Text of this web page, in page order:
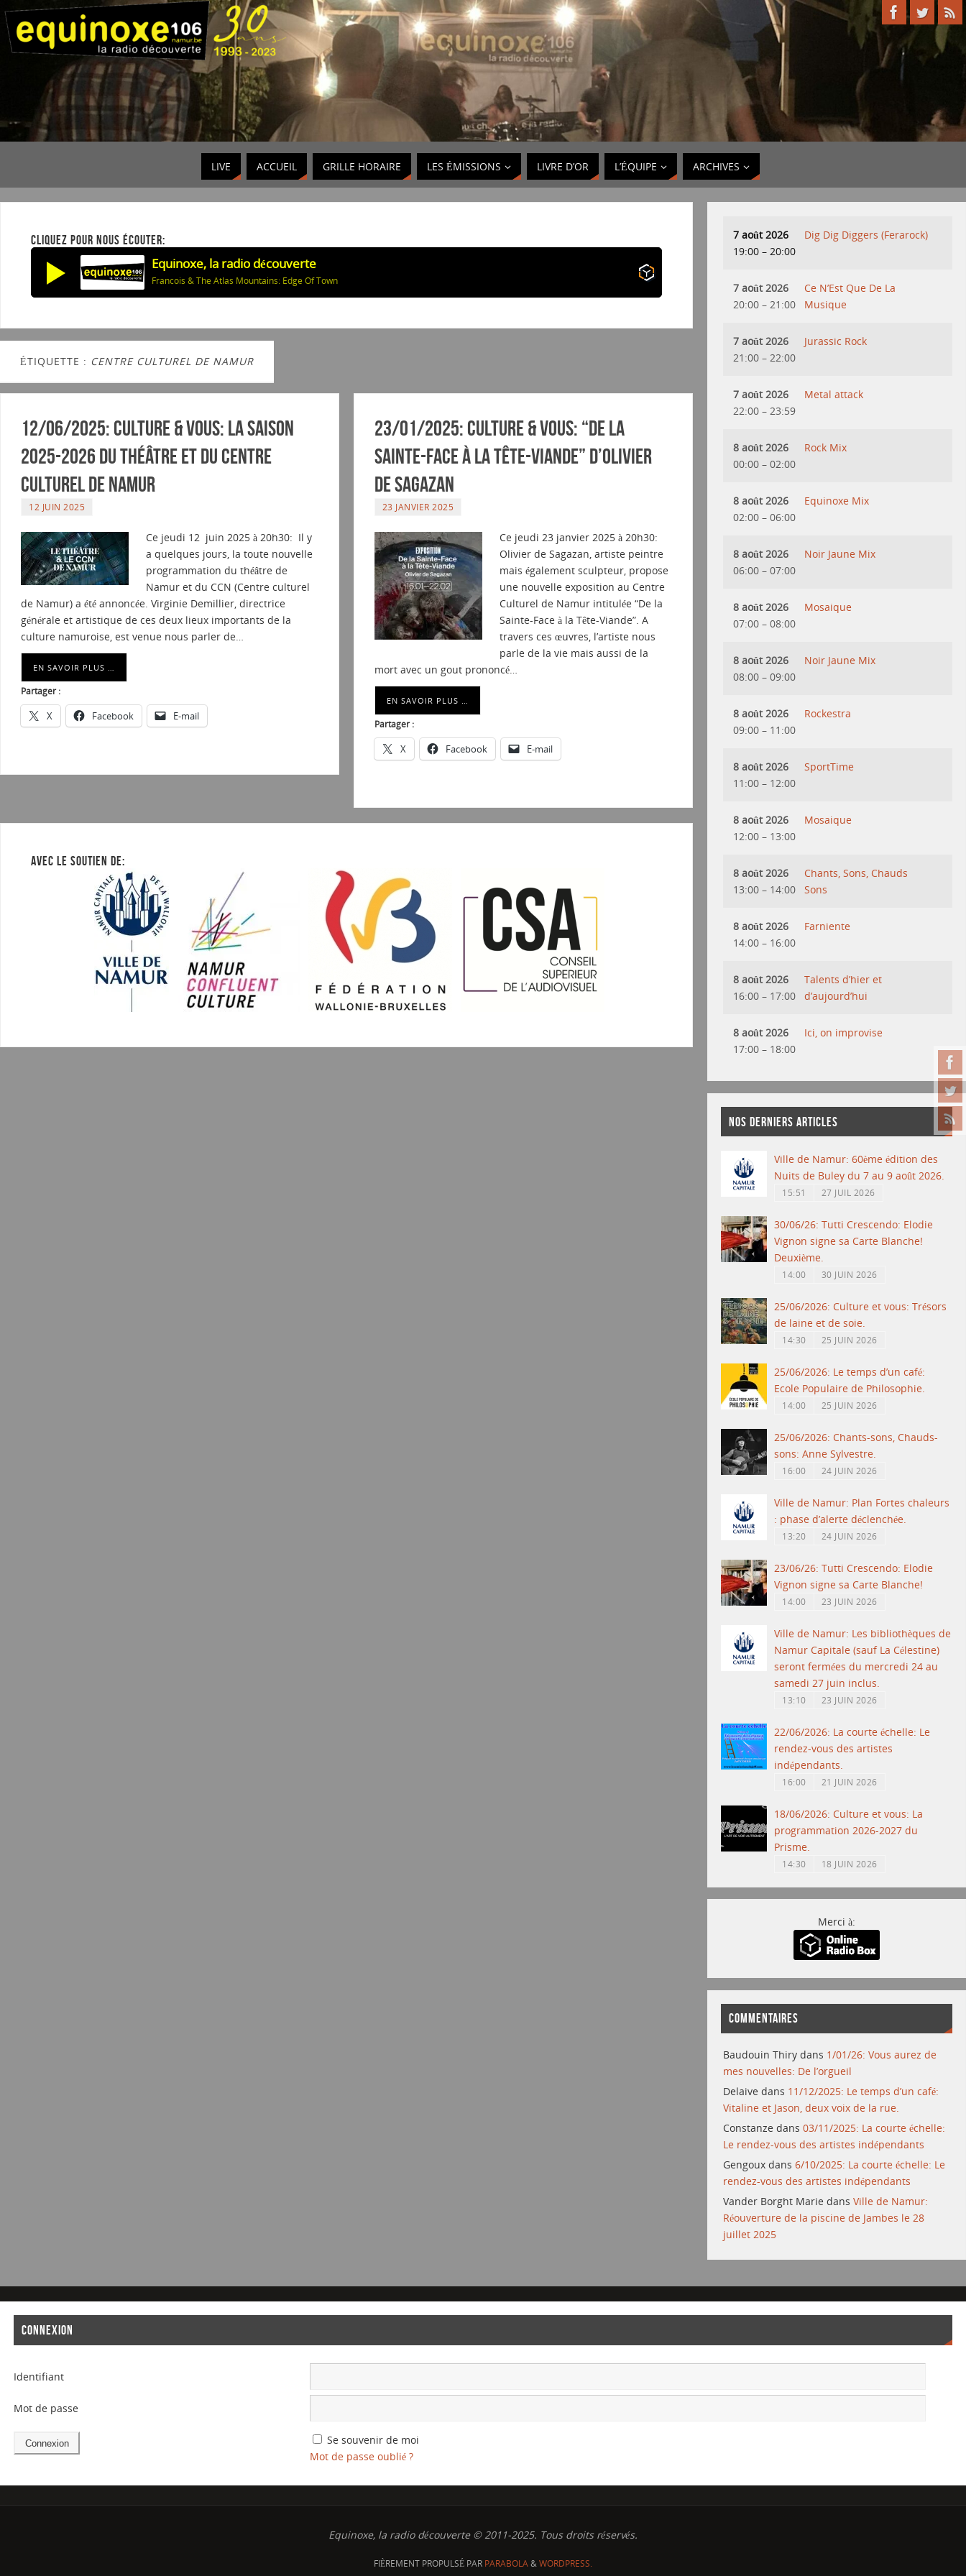
LIVE ACCUEIL GRILLE HORAIRE LES ÉMISSIONS LIVRE D’OR L’ÉQUIPE ARCHIVES
CLIQUEZ POUR NOUS ÉCOUTER:
Equinoxe, la radio découverte
Francois & The Atlas Mountains: Edge Of Town
ÉTIQUETTE : CENTRE CULTUREL DE NAMUR
12/06/2025: Culture & vous: La saison
2025-2026 du Théâtre et du Centre
Culturel de Namur
12 JUIN 2025
Ce jeudi 12 juin 2025 à 20h30: Il y
a quelques jours, la toute nouvelle
programmation du théâtre de
Namur et du CCN (Centre culturel
de Namur) a été annoncée. Virginie Demillier, directrice
générale et artistique de ces deux lieux importants de la
culture namuroise, est venue nous parler de…
EN SAVOIR PLUS …
Partager :
X Facebook E-mail
23/01/2025: Culture & vous: “De la
Sainte-Face à la Tête-Viande” d’Olivier
de Sagazan
23 JANVIER 2025
Ce jeudi 23 janvier 2025 à 20h30:
Olivier de Sagazan, artiste peintre
mais également sculpteur, propose
une nouvelle exposition au Centre
Culturel de Namur intitulée “De la
Sainte-Face à la Tête-Viande”. A
travers ces œuvres, l’artiste nous
parle de la vie mais aussi de la
mort avec un gout prononcé…
EN SAVOIR PLUS …
Partager :
X Facebook E-mail
AVEC LE SOUTIEN DE:
7 août 2026
19:00 – 20:00
Dig Dig Diggers (Ferarock)
7 août 2026
20:00 – 21:00
Ce N’Est Que De La
Musique
7 août 2026
21:00 – 22:00
Jurassic Rock
7 août 2026
22:00 – 23:59
Metal attack
8 août 2026
00:00 – 02:00
Rock Mix
8 août 2026
02:00 – 06:00
Equinoxe Mix
8 août 2026
06:00 – 07:00
Noir Jaune Mix
8 août 2026
07:00 – 08:00
Mosaique
8 août 2026
08:00 – 09:00
Noir Jaune Mix
8 août 2026
09:00 – 11:00
Rockestra
8 août 2026
11:00 – 12:00
SportTime
8 août 2026
12:00 – 13:00
Mosaique
8 août 2026
13:00 – 14:00
Chants, Sons, Chauds
Sons
8 août 2026
14:00 – 16:00
Farniente
8 août 2026
16:00 – 17:00
Talents d’hier et
d’aujourd’hui
8 août 2026
17:00 – 18:00
Ici, on improvise
NOS DERNIERS ARTICLES
Ville de Namur: 60ème édition des
Nuits de Buley du 7 au 9 août 2026.
15:51 27 JUIL 2026
30/06/26: Tutti Crescendo: Elodie
Vignon signe sa Carte Blanche!
Deuxième.
14:00 30 JUIN 2026
25/06/2026: Culture et vous: Trésors
de laine et de soie.
14:30 25 JUIN 2026
25/06/2026: Le temps d’un café:
Ecole Populaire de Philosophie.
14:00 25 JUIN 2026
25/06/2026: Chants-sons, Chauds-
sons: Anne Sylvestre.
16:00 24 JUIN 2026
Ville de Namur: Plan Fortes chaleurs
: phase d’alerte déclenchée.
13:20 24 JUIN 2026
23/06/26: Tutti Crescendo: Elodie
Vignon signe sa Carte Blanche!
14:00 23 JUIN 2026
Ville de Namur: Les bibliothèques de
Namur Capitale (sauf La Célestine)
seront fermées du mercredi 24 au
samedi 27 juin inclus.
13:10 23 JUIN 2026
22/06/2026: La courte échelle: Le
rendez-vous des artistes
indépendants.
16:00 21 JUIN 2026
18/06/2026: Culture et vous: La
programmation 2026-2027 du
Prisme.
14:30 18 JUIN 2026
Merci à:
COMMENTAIRES
Baudouin Thiry dans 1/01/26: Vous aurez de
mes nouvelles: De l’orgueil
Delaive dans 11/12/2025: Le temps d’un café:
Vitaline et Jason, deux voix de la rue.
Constanze dans03/11/2025: La courte échelle:
Le rendez-vous des artistes indépendants
Gengoux dans6/10/2025: La courte échelle: Le
rendez-vous des artistes indépendants
Vander Borght Marie dansVille de Namur:
Réouverture de la piscine de Jambes le 28
juillet 2025
CONNEXION
Identifiant
Mot de passe
Se souvenir de moi
Mot de passe oublié ?
Equinoxe, la radio découverte © 2011-2025. Tous droits réservés.
FIÈREMENT PROPULSÉ PAR PARABOLA&WORDPRESS.